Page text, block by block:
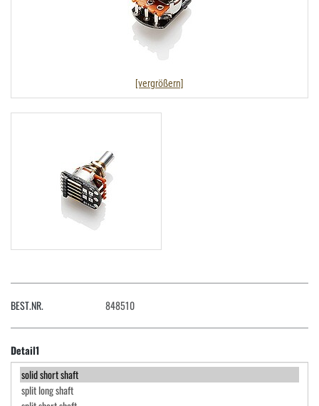
[vergrößern]
BEST.NR. 848510
Detail1